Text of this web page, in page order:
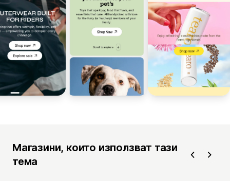
Магазини, които използват тази
тема